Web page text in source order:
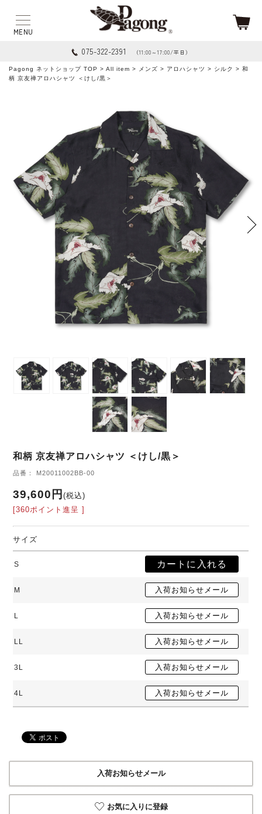
075-322-2391 （11:00～17:00/平日）
Pagong ネットショップ TOP > All item > メンズ > アロハシャツ > シルク
> 和
柄 京友禅アロハシャツ ＜けし/黒＞
和柄 京友禅アロハシャツ ＜けし/黒＞
品番： M20011002BB-00
39,600円(税込)
[360ポイント進呈 ]
サイズ
S
M
L
LL
3L
4L
入荷お知らせメール
お気に入りに登録